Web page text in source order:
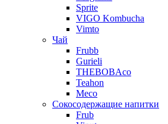
Sprite
VIGO Kombucha
Vimto
Чай
Frubb
Gurieli
THEBOBAco
Teahon
Meco
Сокосодержащие напитки
Frub